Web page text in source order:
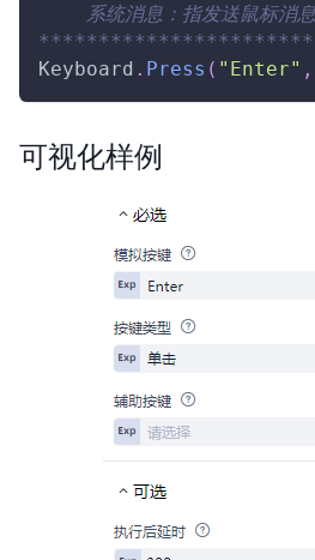
系统消息：指发送鼠标消
Keyboard . Press ( "Enter" ,
可视化样例